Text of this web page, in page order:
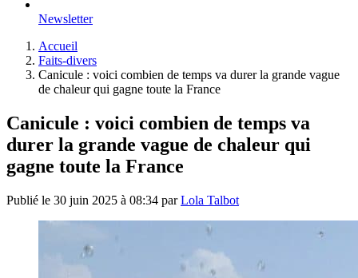
Newsletter
Accueil
Faits-divers
Canicule : voici combien de temps va durer la grande vague
de chaleur qui gagne toute la France
Canicule : voici combien de temps va
durer la grande vague de chaleur qui
gagne toute la France
Publié le 30 juin 2025 à 08:34 parLola Talbot